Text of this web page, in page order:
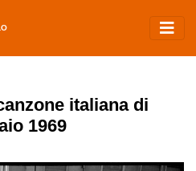
italiana di
1969